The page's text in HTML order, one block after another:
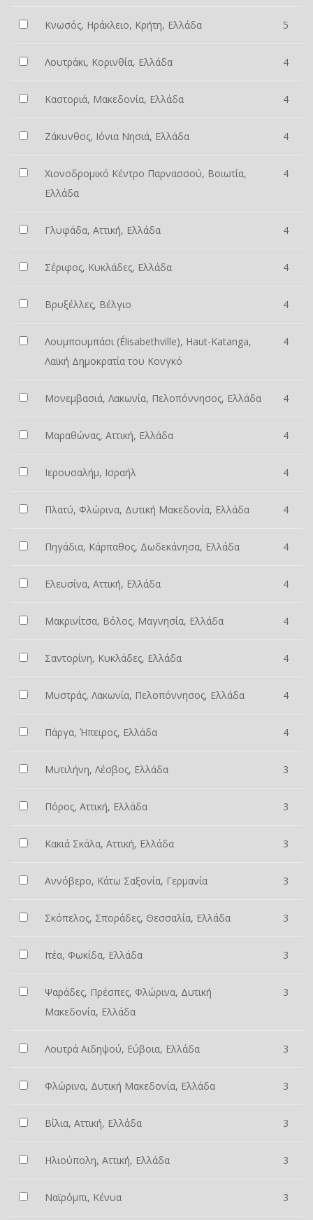
Κνωσός, Ηράκλειο, Κρήτη, Ελλάδα 5
Λουτράκι, Κορινθία, Ελλάδα 4
Καστοριά, Μακεδονία, Ελλάδα 4
Ζάκυνθος, Ιόνια Νησιά, Ελλάδα 4
Χιονοδρομικό Κέντρο Παρνασσού, Βοιωτία,
Ελλάδα
4
Γλυφάδα, Αττική, Ελλάδα 4
Σέριφος, Κυκλάδες, Ελλάδα 4
Βρυξέλλες, Βέλγιο 4
Λουμπουμπάσι (Élisabethville), Haut-Katanga,
Λαϊκή Δημοκρατία του Κονγκό
4
Μονεμβασιά, Λακωνία, Πελοπόννησος, Ελλάδα 4
Μαραθώνας, Αττική, Ελλάδα 4
Ιερουσαλήμ, Ισραήλ 4
Πλατύ, Φλώρινα, Δυτική Μακεδονία, Ελλάδα 4
Πηγάδια, Κάρπαθος, Δωδεκάνησα, Ελλάδα 4
Ελευσίνα, Αττική, Ελλάδα 4
Μακρινίτσα, Βόλος, Μαγνησία, Ελλάδα 4
Σαντορίνη, Κυκλάδες, Ελλάδα 4
Μυστράς, Λακωνία, Πελοπόννησος, Ελλάδα 4
Πάργα, Ήπειρος, Ελλάδα 4
Μυτιλήνη, Λέσβος, Ελλάδα 3
Πόρος, Αττική, Ελλάδα 3
Κακιά Σκάλα, Αττική, Ελλάδα 3
Αννόβερο, Κάτω Σαξονία, Γερμανία 3
Σκόπελος, Σποράδες, Θεσσαλία, Ελλάδα 3
Ιτέα, Φωκίδα, Ελλάδα 3
Ψαράδες, Πρέσπες, Φλώρινα, Δυτική
Μακεδονία, Ελλάδα
3
Λουτρά Αιδηψού, Εύβοια, Ελλάδα 3
Φλώρινα, Δυτική Μακεδονία, Ελλάδα 3
Βίλια, Αττική, Ελλάδα 3
Ηλιούπολη, Αττική, Ελλάδα 3
Ναϊρόμπι, Κένυα 3